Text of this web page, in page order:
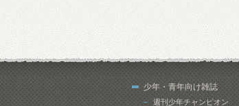
少年・青年向け雑誌
週刊少年チャンピオン